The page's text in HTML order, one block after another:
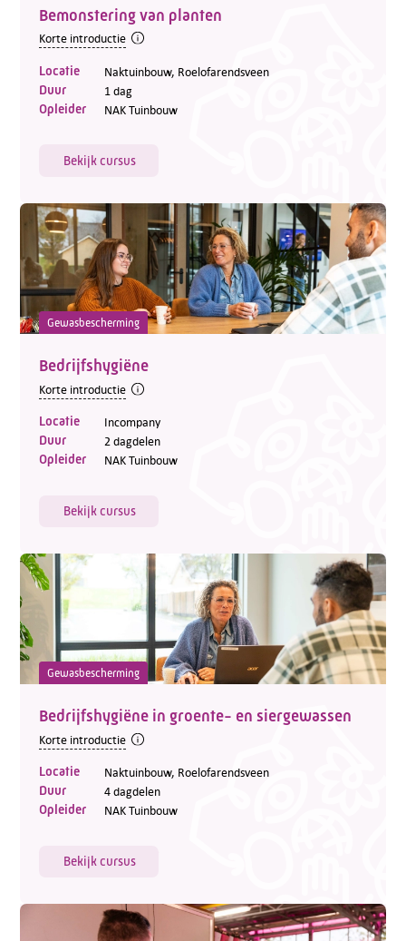
Bemonstering van planten
Korte introductie
Locatie Naktuinbouw, Roelofarendsveen
Duur 1 dag
Opleider NAK Tuinbouw
Bekijk cursus
Gewasbescherming
Bedrijfshygiëne
Korte introductie
Locatie Incompany
Duur 2 dagdelen
Opleider NAK Tuinbouw
Bekijk cursus
Gewasbescherming
Bedrijfshygiëne in groente- en siergewassen
Korte introductie
Locatie Naktuinbouw, Roelofarendsveen
Duur 4 dagdelen
Opleider NAK Tuinbouw
Bekijk cursus